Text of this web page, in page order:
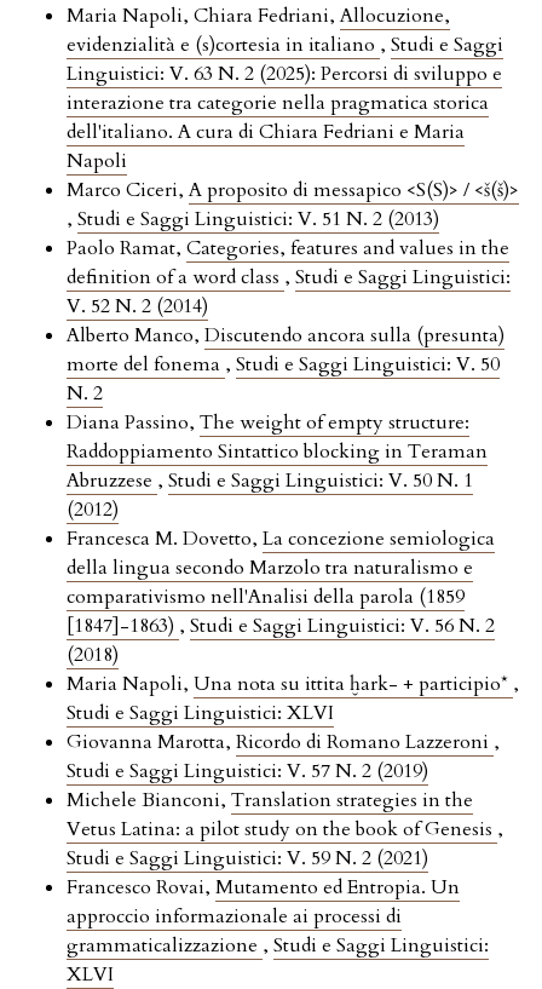
Maria Napoli, Chiara Fedriani,Allocuzione,
evidenzialità e (s)cortesia in italiano , Studi e Saggi
Linguistici: V. 63 N. 2 (2025): Percorsi di sviluppo e
interazione tra categorie nella pragmatica storica
dell'italiano. A cura di Chiara Fedriani e Maria
Napoli
Marco Ciceri,A proposito di messapico <S(S)> / <š(š)>
, Studi e Saggi Linguistici: V. 51 N. 2 (2013)
Paolo Ramat, Categories, features and values in the
definition of a word class , Studi e Saggi Linguistici:
V. 52 N. 2 (2014)
Alberto Manco, Discutendo ancora sulla (presunta)
morte del fonema , Studi e Saggi Linguistici: V. 50
N. 2
Diana Passino, The weight of empty structure:
Raddoppiamento Sintattico blocking in Teraman
Abruzzese , Studi e Saggi Linguistici: V. 50 N. 1
(2012)
Francesca M. Dovetto, La concezione semiologica
della lingua secondo Marzolo tra naturalismo e
comparativismo nell'Analisi della parola (1859
[1847]-1863) , Studi e Saggi Linguistici: V. 56 N. 2
(2018)
Maria Napoli, Una nota su ittita ḫark- + participio* ,
Studi e Saggi Linguistici: XLVI
Giovanna Marotta, Ricordo di Romano Lazzeroni ,
Studi e Saggi Linguistici: V. 57 N. 2 (2019)
Michele Bianconi, Translation strategies in the
Vetus Latina: a pilot study on the book of Genesis ,
Studi e Saggi Linguistici: V. 59 N. 2 (2021)
Francesco Rovai, Mutamento ed Entropia. Un
approccio informazionale ai processi di
grammaticalizzazione , Studi e Saggi Linguistici:
XLVI